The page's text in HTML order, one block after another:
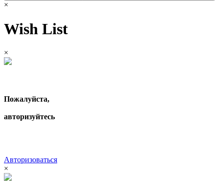
×
Wish List
×
Пожалуйста,
авторизуйтесь
Авторизоваться
×